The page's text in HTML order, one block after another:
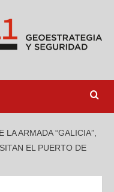
LA ARMADA “GALICIA”,
EL PUERTO DE